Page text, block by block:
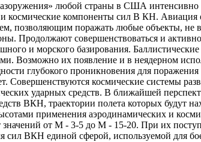
любой страны в США интенсивно
и космические компоненты сил В КН. Авиация
позволяющим поражать любые объекты, не
Продолжают совершенствоваться и
и морского базирования.
Возможно их появление и в неядерном
глубокого проникновения для
Совершенствуются космические системы
ударных средств. В ближайшей
ВКН, траектории полета которых будут
применения аэродинамических и
значений от М - 3-5 до М - 15-20. При их
сил ВКН единой сферой, используемой для